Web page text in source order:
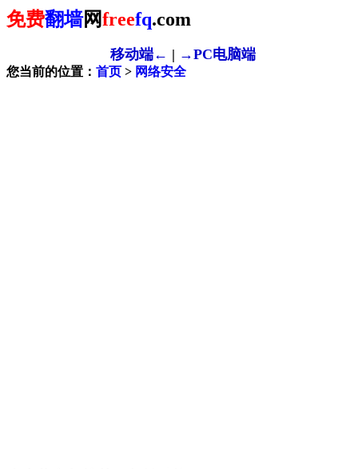
免费翻墙网freefq.com
移动端← | →PC电脑端
您当前的位置： 首页 > 网络安全